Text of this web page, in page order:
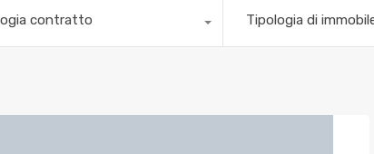
contratto Tipologia di